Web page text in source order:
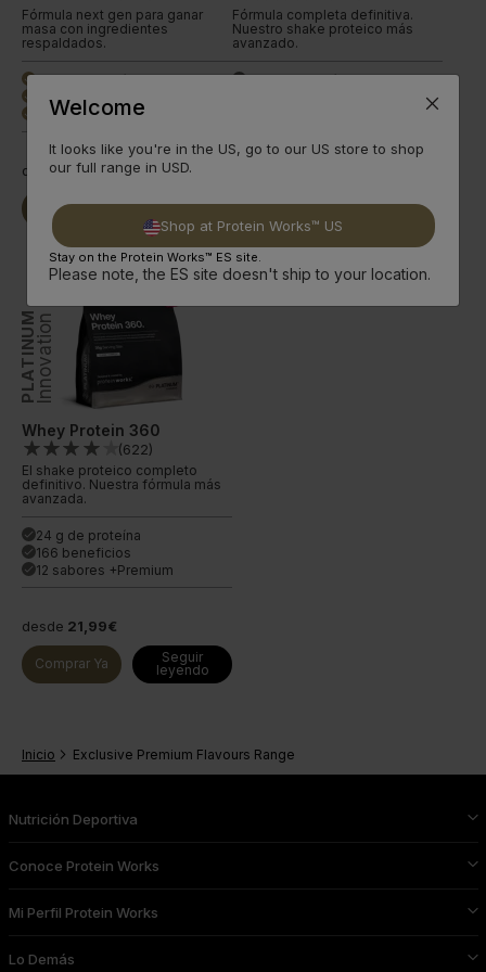
Fórmula next gen para ganar
masa con ingredientes
respaldados.
done 54 g de proteína
done 1,007 calorías
done 8 sabores +Premium
desde19,99€
Comprar Ya
Seguir
Fórmula completa definitiva.
Nuestro shake proteico más
avanzado.
29 g de proteína
Comprar Ya
Seguir
PLATINUMInnovation
Whey Protein 360
(622)
El shake proteico completo
definitivo. Nuestra fórmula más
avanzada.
done 24 g de proteína
done 166 beneficios
done 12 sabores +Premium
desde 21,99€
Comprar Ya
Seguir
leyendo
Inicio Exclusive Premium Flavours Range
Nutrición Deportiva
Conoce Protein Works
Mi Perfil Protein Works
Lo Demás
Welcome
It looks like you're in the US, go to our US store to shop
our full range in USD.
Shop at Protein Works™ US
Stay on the Protein Works™ ES site.
Please note, the ES site doesn't ship to your location.